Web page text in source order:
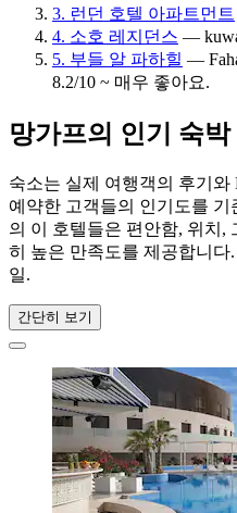
3. 런던 호텔 아파트먼트
4. 소호 레지던스 —
5. 부들 알 파하힐 —
8.2/10 ~ 매우 좋아요.
망가프의 인기 숙박
숙소는 실제 여행객의 후기와
예약한 고객들의 인기도를
의 이 호텔들은 편안함, 위치,
히 높은 만족도를 제공합니다
일.
간단히 보기